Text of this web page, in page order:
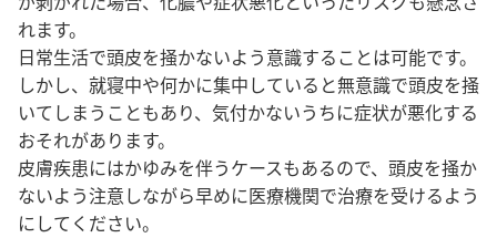
れます。
日常生活で頭皮を掻かないよう意識することは可能です。
しかし、就寝中や何かに集中していると無意識で頭皮を掻
いてしまうこともあり、気付かないうちに症状が悪化する
おそれがあります。
皮膚疾患にはかゆみを伴うケースもあるので、頭皮を掻か
ないよう注意しながら早めに医療機関で治療を受けるよう
にしてください。